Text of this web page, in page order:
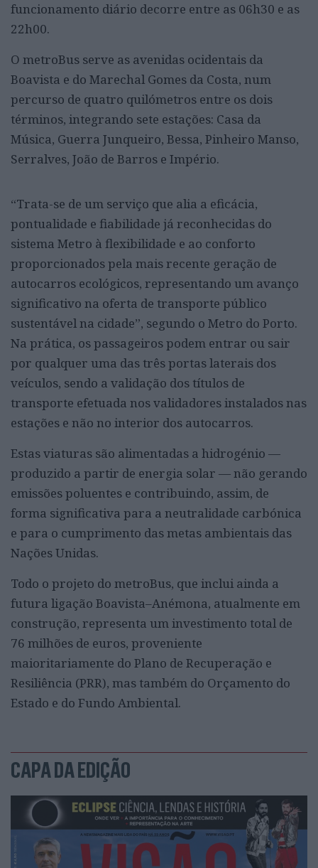
funcionamento diário decorre entre as 06h30 e as
22h00.
O metroBus serve as avenidas ocidentais da
Boavista e do Marechal Gomes da Costa, num
percurso de quatro quilómetros entre os dois
términos, integrando sete estações: Casa da
Música, Guerra Junqueiro, Bessa, Pinheiro Manso,
Serralves, João de Barros e Império.
“Trata-se de um serviço que alia a eficácia,
pontualidade e fiabilidade já reconhecidas do
sistema Metro à flexibilidade e ao conforto
proporcionados pela mais recente geração de
autocarros ecológicos, representando um avanço
significativo na oferta de transporte público
sustentável na cidade”, segundo o Metro do Porto.
Na prática, os passageiros podem entrar ou sair
por qualquer uma das três portas laterais dos
veículos, sendo a validação dos títulos de
transporte efetuada nos validadores instalados nas
estações e não no interior dos autocarros.
Estas viaturas são alimentadas a hidrogénio —
produzido a partir de energia solar — não gerando
emissões poluentes e contribuindo, assim, de
forma significativa para a neutralidade carbónica
e para o cumprimento das metas ambientais das
Nações Unidas.
Todo o projeto do metroBus, que inclui ainda a
futura ligação Boavista–Anémona, atualmente em
construção, representa um investimento total de
76 milhões de euros, proveniente
maioritariamente do Plano de Recuperação e
Resiliência (PRR), mas também do Orçamento do
Estado e do Fundo Ambiental.
CAPA DA EDIÇÃO